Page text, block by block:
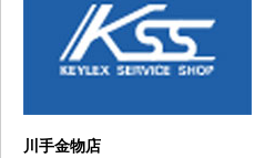
川手金物店